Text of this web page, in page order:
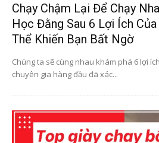
Chạy Chậm Lại Để Chạy
Học Đằng Sau 6 Lợi Ích
Thể Khiến Bạn Bất Ngờ
Chúng ta sẽ cùng nhau khám phá 6 lợi
chuyên gia hàng đầu đã xác...